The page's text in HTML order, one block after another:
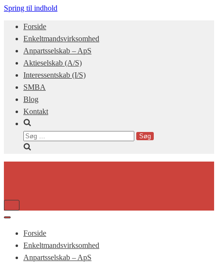
Spring til indhold
Forside
Enkeltmandsvirksomhed
Anpartsselskab – ApS
Aktieselskab (A/S)
Interessentskab (I/S)
SMBA
Blog
Kontakt
Søg
efter:
Tænd/sluk
Tænd/sluk
navigationForside
Enkeltmandsvirksomhed
Anpartsselskab – ApS